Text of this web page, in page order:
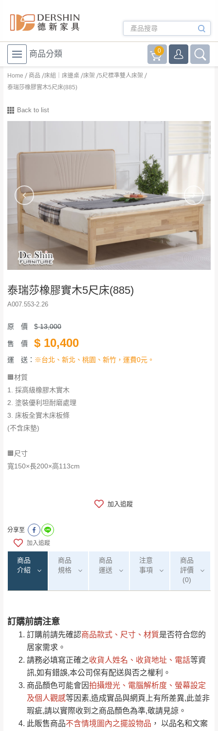
商品分類 0
Home 商品 床組｜床邊桌 床架
5尺標準雙人床架
泰瑞莎橡膠實木5尺床(885)
Back to list
泰瑞莎橡膠實木5尺床(885)
A007.553-2.26
原 價 $13,000
售 價 $ 10,400
運 送： ※台北、新北、桃園、新竹，運費0元。
🟧材質
1. 採高級橡膠木實木
2. 塗裝優利坦耐磨處理
3. 床板全實木床板條
(不含床墊)
🟧尺寸
​​​​​​​寬150×長200×高113cm
加入追蹤
分享至
加入追蹤
商品
介紹
商品
規格
商品
運送
注意
事項
商品
評價
(0)
訂購前請注意
訂購前請先確認商品款式、尺寸、材質是否符合您的
居家需求。
請務必填寫正確之收貨人姓名、收貨地址、電話等資
訊,如有錯誤,本公司保有配送與否之權利。
商品顏色可能會因拍攝燈光、電腦解析度、螢幕設定
及個人觀感等因素,造成實品與網頁上有所差異,此並非
瑕疵,請以實際收到之商品顏色為準,敬請見諒。
此販售商品不含情境圖內之擺設物品 ， 以品名和文案
運 費 說 明
運送地區 運送費用
偏遠地區
（請先線上詢問 LINE
→@dershin ）
桃園 復興鄉
注意事項：
由於品項繁多，網頁無法及時更新，如有需
要購買商品，請於出發前來電或到「官方
Line客服」來信確認商品是否有「現貨」與
「金額」。
若商品價格或庫存有異常，商家有權取消訂
單。部分網路商品恕無法更改原設計或客製，敬請
見諒！
0/5 (0)筆
全部 依評論高至低排列
依評論低至高排列 只顯示附上圖片
只顯示附上評論